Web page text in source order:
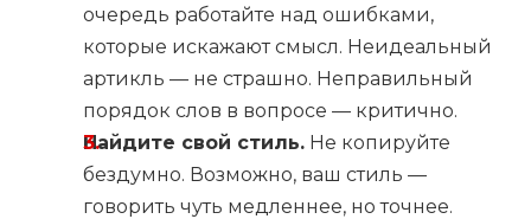
очередь работайте над ошибками,
которые искажают смысл. Неидеальный
артикль — не страшно. Неправильный
порядок слов в вопросе — критично.
Найдите свой стиль. Не копируйте
бездумно. Возможно, ваш стиль —
говорить чуть медленнее, но точнее.